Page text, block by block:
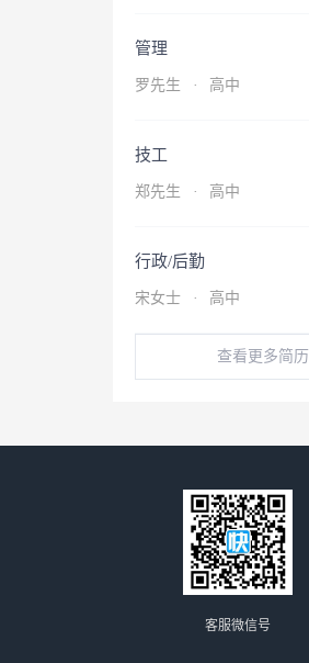
管理
罗先生 · 高中
技工
郑先生 · 高中
行政/后勤
宋女士 · 高中
查看更多简历
客服微信号